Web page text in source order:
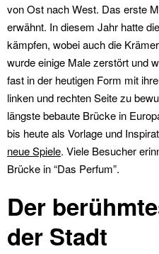
von Ost nach West. Das erste
erwähnt. In diesem Jahr hatte
kämpfen, wobei auch die
wurde einige Male zerstört und
fast in der heutigen Form mit
linken und rechten Seite zu
längste bebaute Brücke in
bis heute als Vorlage und
neue Spiele. Viele Besucher
Brücke in “Das Perfum”.
Der
der Stadt